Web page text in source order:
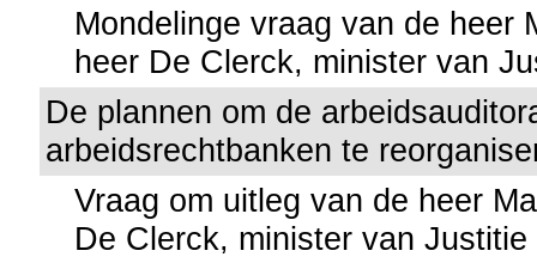
Mondelinge vraag van de heer
heer De Clerck, minister van
De plannen om de
arbeidsrechtbanken te
Vraag om uitleg van de heer
De Clerck, minister van Justitie